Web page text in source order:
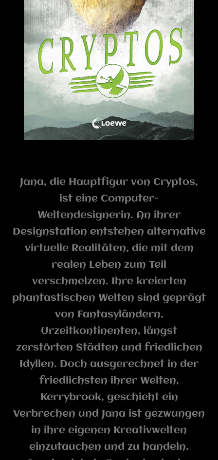
Jana, die Hauptfigur von Cryptos,
ist eine Computer-
Weltendesignerin. An ihrer
Designstation entstehen alternative
virtuelle Realitäten, die mit dem
realen Leben zum Teil
verschmelzen. Ihre kreierten
phantastischen Welten sind geprägt
von Fantasyländern,
Urzeitkontinenten, längst
zerstörten Städten und friedlichen
Idyllen. Doch ausgerechnet in der
friedlichsten ihrer Welten,
Kerrybrook, geschieht ein
Verbrechen und Jana ist gezwungen
in ihre eigenen Kreativwelten
einzutauchen und zu handeln.